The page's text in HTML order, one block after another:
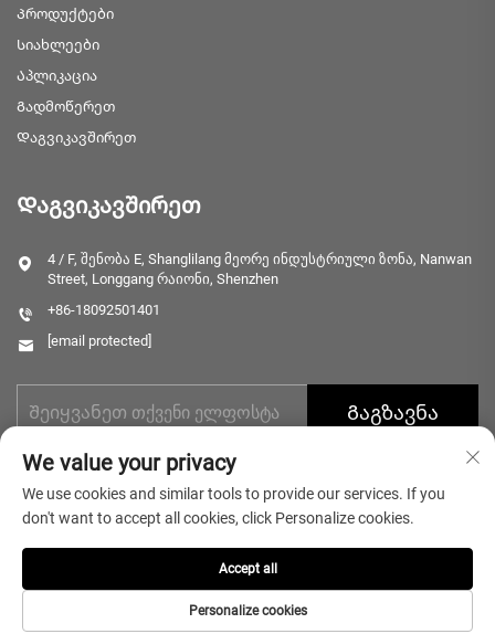
Პროდუქტები
Სიახლეები
Აპლიკაცია
Გადმოწერეთ
Დაგვიკავშირეთ
Დაგვიკავშირეთ
4 / F, შენობა E, Shanglilang მეორე ინდუსტრიული ზონა, Nanwan
Street, Longgang რაიონი, Shenzhen
+86-18092501401
[email protected]
Გაგზავნა
Საავტორო უფლებები © 2025 Shenzhen Microlong Technology Co.,
Ltd. ყველა უფლება დაცულია. Პრივატულობის პოლიტიკა
We value your privacy
We use cookies and similar tools to provide our services. If you
don't want to accept all cookies, click Personalize cookies.
Personalize cookies
Accept all